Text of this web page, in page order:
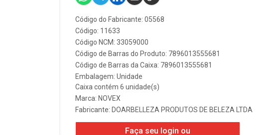
Código do Fabricante: 05568
Código: 11633
Código NCM: 33059000
Código de Barras do Produto: 7896013555681
Código de Barras da Caixa: 7896013555681
Embalagem: Unidade
Caixa contém 6 unidade(s)
Marca: NOVEX
Fabricante: DOARBELLEZA PRODUTOS DE BELEZA LTDA
Faça seu login ou